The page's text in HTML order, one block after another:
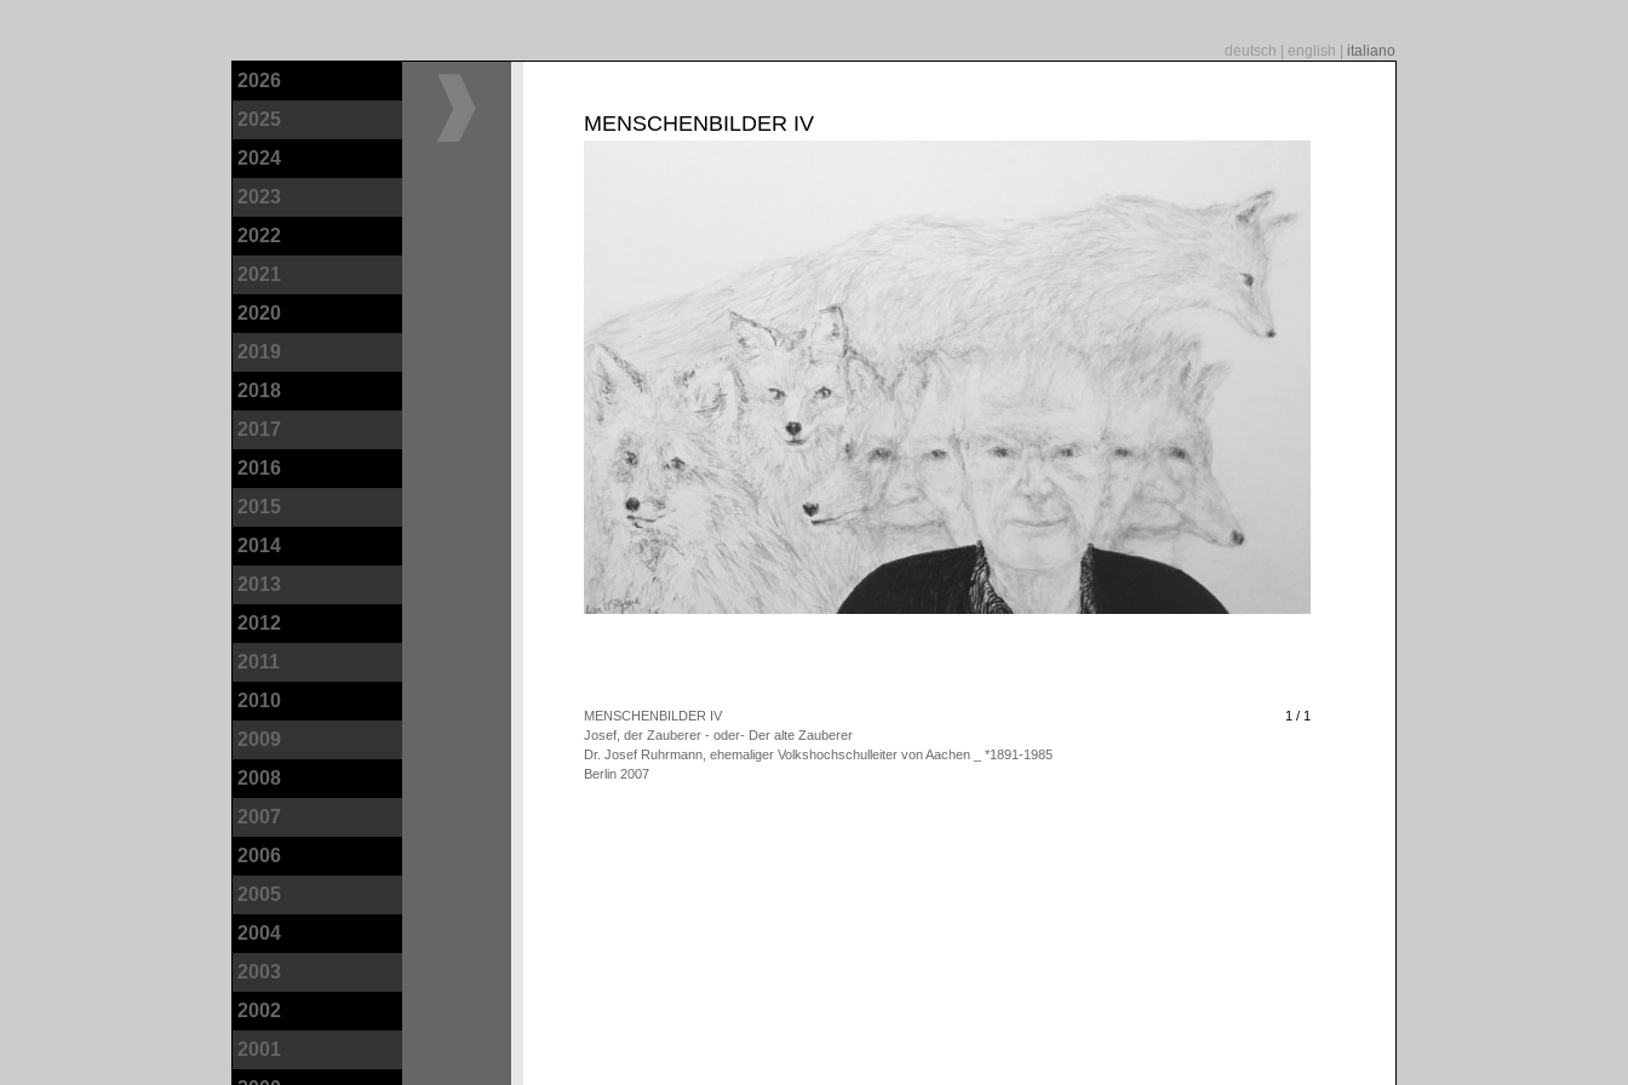
deutsch english italiano
2026
2025
2024
2023
2022
2021
2020
2019
2018
2017
2016
2015
2014
2013
2012
2011
2010
2009
2008
2007
2006
2005
2004
2003
2002
2001
MENSCHENBILDER IV
1 / 1
MENSCHENBILDER IV
Josef, der Zauberer - oder- Der alte Zauberer
Dr. Josef Ruhrmann, ehemaliger Volkshochschulleiter von Aachen _ *1891-1985
Berlin 2007